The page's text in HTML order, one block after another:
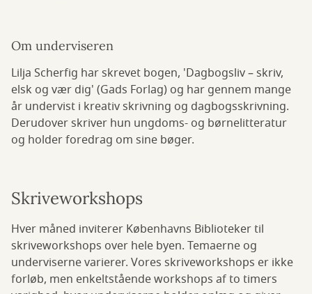
Om underviseren
Lilja Scherfig har skrevet bogen, 'Dagbogsliv – skriv,
elsk og vær dig' (Gads Forlag) og har gennem mange
år undervist i kreativ skrivning og dagbogsskrivning.
Derudover skriver hun ungdoms- og børnelitteratur
og holder foredrag om sine bøger.
Skriveworkshops
Hver måned inviterer Københavns Biblioteker til
skriveworkshops over hele byen. Temaerne og
underviserne varierer. Vores skriveworkshops er ikke
forløb, men enkeltstående workshops af to timers